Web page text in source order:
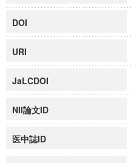
DOI
URI
JaLCDOI
NII論文ID
医中誌ID